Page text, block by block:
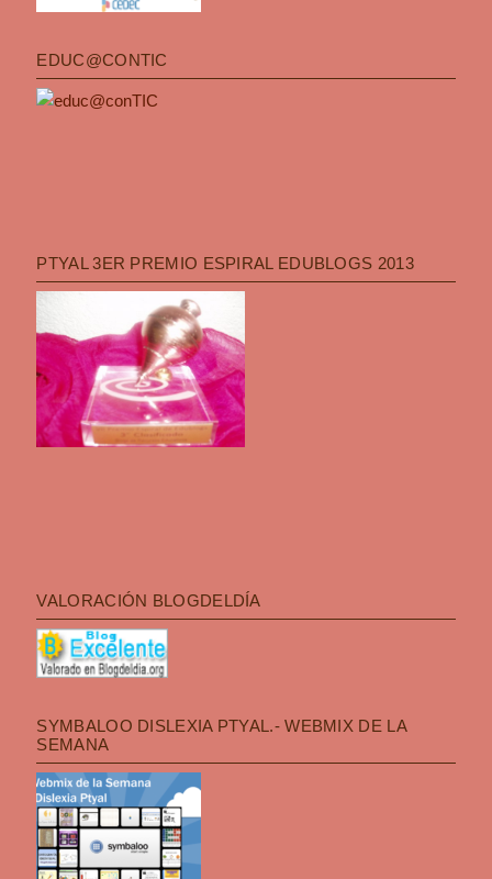
EDUC@CONTIC
PTYAL 3ER PREMIO ESPIRAL EDUBLOGS 2013
VALORACIÓN BLOGDELDÍA
SYMBALOO DISLEXIA PTYAL.- WEBMIX DE LA
SEMANA